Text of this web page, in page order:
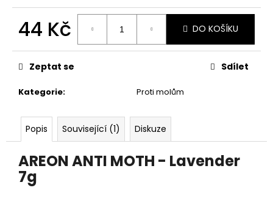
44 Kč
cena:
DO KOŠÍKU
Kategorie: Proti molům
Zeptat se Sdílet
Popis Související (1) Diskuze
AREON ANTI MOTH - Lavender
7g
o
p
o
u
e
m
e